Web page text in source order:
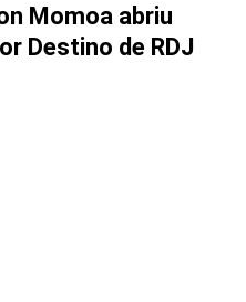
Momoa abriu
Destino de RDJ